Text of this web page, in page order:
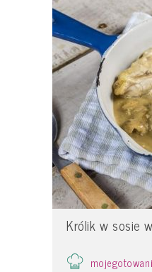
Królik w sosie